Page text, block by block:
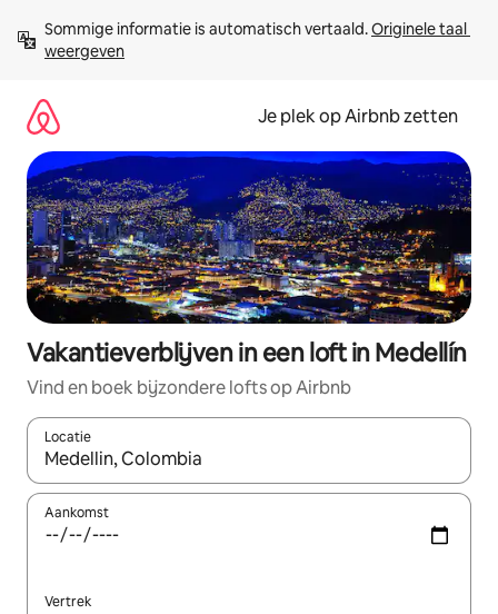
direct
naar
Sommige informatie is automatisch vertaald. Originele taal
weergeven
Je plek op Airbnb zetten
Vakantieverblijven in een loft in Medellín
Vind en boek bijzondere lofts op Airbnb
Locatie
Wanneer er resultaten beschikbaar zijn, maak je een keuze
Aankomst
Vertrek